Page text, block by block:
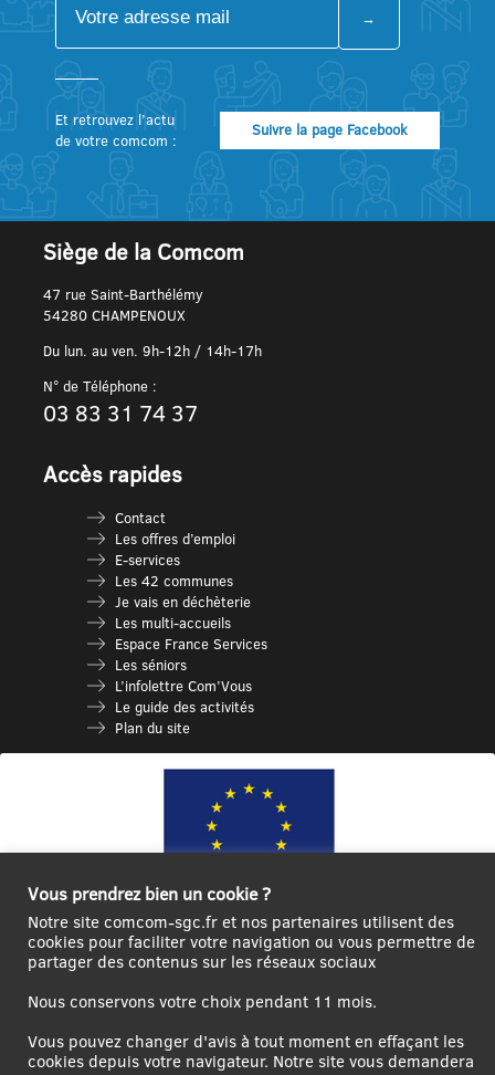
Et retrouvez l’actu
de votre comcom :
Suivre la page Facebook
Siège de la Comcom
47 rue Saint-Barthélémy
54280 CHAMPENOUX
Du lun. au ven. 9h-12h / 14h-17h
N° de Téléphone :
03 83 31 74 37
Accès rapides
Contact
Les offres d’emploi
E-services
Les 42 communes
Je vais en déchèterie
Les multi-accueils
Espace France Services
Les séniors
L’infolettre Com’Vous
Le guide des activités
Plan du site
Ce site internet a été cofinancé par l’Union européenne avec le Fonds
Européen de Développement Régional à hauteur de 12 572€
déconnecter
Créer un
utilisateur
Contact
Plan
site
Vous prendrez bien un cookie ?
Notre site comcom-sgc.fr et nos partenaires utilisent des
cookies pour faciliter votre navigation ou vous permettre de
partager des contenus sur les réseaux sociaux
Nous conservons votre choix pendant 11 mois.
Vous pouvez changer d'avis à tout moment en effaçant les
cookies depuis votre navigateur. Notre site vous demandera